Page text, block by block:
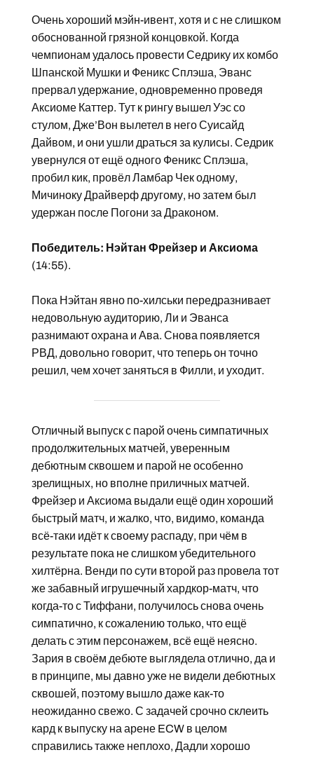
Очень хороший мэйн-ивент, хотя и с не слишком
обоснованной грязной концовкой. Когда
чемпионам удалось провести Седрику их комбо
Шпанской Мушки и Феникс Сплэша, Эванс
прервал удержание, одновременно проведя
Аксиоме Каттер. Тут к рингу вышел Уэс со
стулом, Дже’Вон вылетел в него Суисайд
Дайвом, и они ушли драться за кулисы. Седрик
увернулся от ещё одного Феникс Сплэша,
пробил кик, провёл Ламбар Чек одному,
Мичиноку Драйверф другому, но затем был
удержан после Погони за Драконом.
Победитель: Нэйтан Фрейзер и Аксиома
(14:55).
Пока Нэйтан явно по-хилськи передразнивает
недовольную аудиторию, Ли и Эванса
разнимают охрана и Ава. Снова появляется
РВД, довольно говорит, что теперь он точно
решил, чем хочет заняться в Филли, и уходит.
Отличный выпуск с парой очень симпатичных
продолжительных матчей, уверенным
дебютным сквошем и парой не особенно
зрелищных, но вполне приличных матчей.
Фрейзер и Аксиома выдали ещё один хороший
быстрый матч, и жалко, что, видимо, команда
всё-таки идёт к своему распаду, при чём в
результате пока не слишком убедительного
хилтёрна. Венди по сути второй раз провела тот
же забавный игрушечный хардкор-матч, что
когда-то с Тиффани, получилось снова очень
симпатично, к сожалению только, что ещё
делать с этим персонажем, всё ещё неясно.
Зария в своём дебюте выглядела отлично, да и
в принципе, мы давно уже не видели дебютных
сквошей, поэтому вышло даже как-то
неожиданно свежо. С задачей срочно склеить
кард к выпуску на арене ECW в целом
справились также неплохо, Дадли хорошо